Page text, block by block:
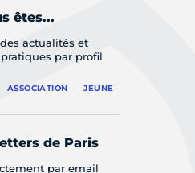
êtes...
actualités et
par profil
ASSOCIATION JEUNE
de Paris
par email